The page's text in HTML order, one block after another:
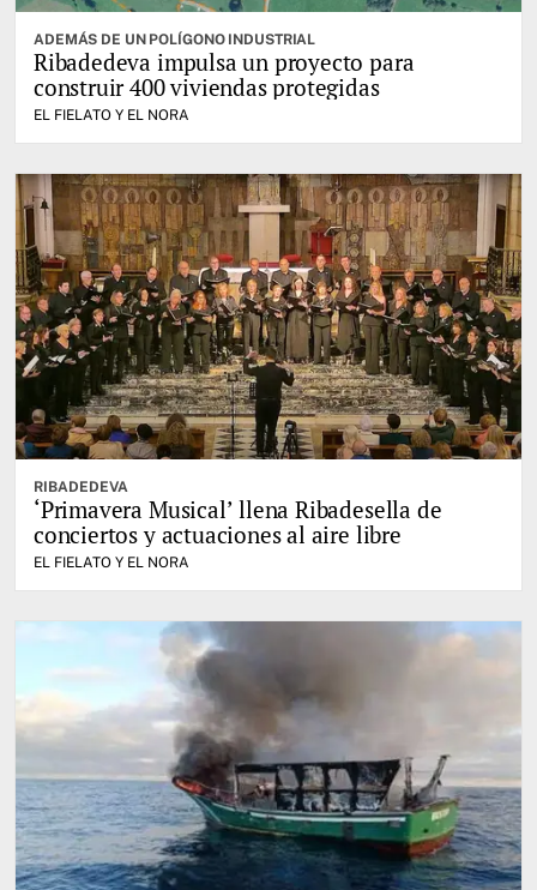
ADEMÁS DE UN POLÍGONO INDUSTRIAL
Ribadedeva impulsa un proyecto para
construir 400 viviendas protegidas
EL FIELATO Y EL NORA
RIBADEDEVA
‘Primavera Musical’ llena Ribadesella de
conciertos y actuaciones al aire libre
EL FIELATO Y EL NORA